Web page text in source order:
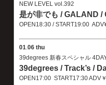
NEW LEVEL vol.392
是が非でも / GALAND /
OPEN18:30 / START19:00
01.06 thu
39degrees 新春スペシャル
39degrees / Track’s /
OPEN17:00 START17:30 ADV